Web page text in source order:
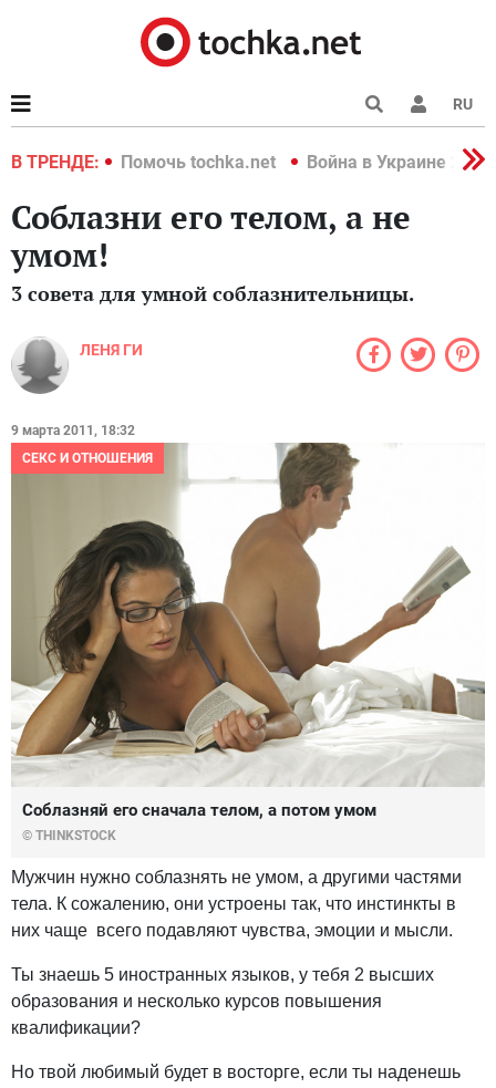
RU
В ТРЕНДЕ:
2022 Помочь tochka.net Война в Украине 2022
Соблазни его телом, а не
умом!
3 совета для умной соблазнительницы.
ЛЕНЯ ГИ
9 марта 2011, 18:32
СЕКС И ОТНОШЕНИЯ
Соблазняй его сначала телом, а потом умом
© THINKSTOCK
Мужчин нужно соблазнять не умом, а другими частями
тела. К сожалению, они устроены так, что инстинкты в
них чаще всего подавляют чувства, эмоции и мысли.
Ты знаешь 5 иностранных языков, у тебя 2 высших
образования и несколько курсов повышения
квалификации?
Но твой любимый будет в восторге, если ты наденешь